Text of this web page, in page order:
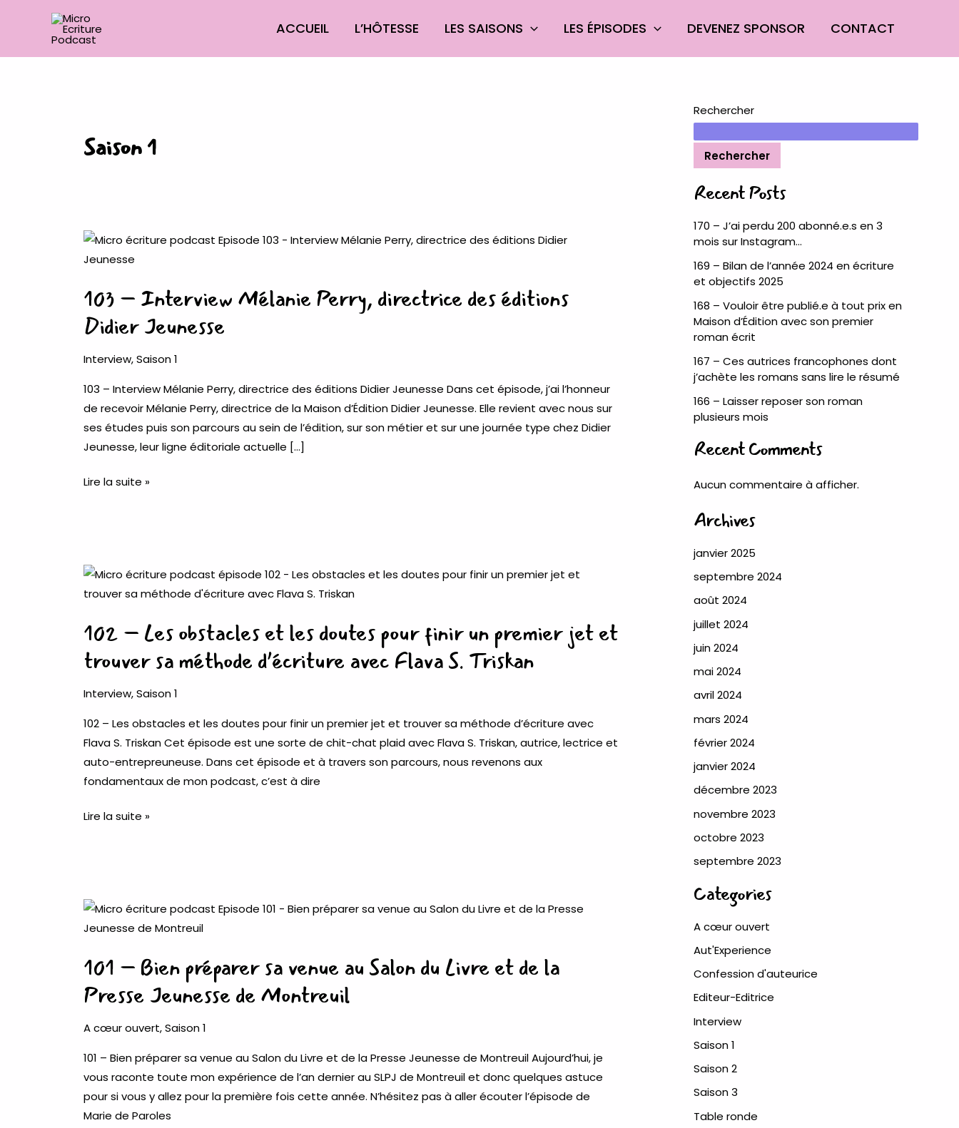
ACCUEIL L’HÔTESSE LES SAISONS LES ÉPISODES DEVENEZ SPONSOR CONTACT
Saison 1
103 – Interview Mélanie Perry, directrice des éditions
Didier Jeunesse
Interview,Saison 1
103 – Interview Mélanie Perry, directrice des éditions Didier Jeunesse Dans cet épisode, j’ai l’honneur
de recevoir Mélanie Perry, directrice de la Maison d’Édition Didier Jeunesse. Elle revient avec nous sur
ses études puis son parcours au sein de l’édition, sur son métier et sur une journée type chez Didier
Jeunesse, leur ligne éditoriale actuelle […]
103
–
Mélanie
Perry,
directrice
des
Didier
Jeunesse
Lire la suite »
102 – Les obstacles et les doutes pour finir un premier jet et
trouver sa méthode d’écriture avec Flava S. Triskan
Interview,Saison 1
102 – Les obstacles et les doutes pour finir un premier jet et trouver sa méthode d’écriture avec
Flava S. Triskan Cet épisode est une sorte de chit-chat plaid avec Flava S. Triskan, autrice, lectrice et
auto-entrepreuneuse. Dans cet épisode et à travers son parcours, nous revenons aux
fondamentaux de mon podcast, c’est à dire
102
–
obstacles
et
les
doutes
finir
un
premier
jet
trouver
avec
Triskan
Lire la suite »
101 – Bien préparer sa venue au Salon du Livre et de la
Presse Jeunesse de Montreuil
A cœur ouvert,Saison 1
101 – Bien préparer sa venue au Salon du Livre et de la Presse Jeunesse de Montreuil Aujourd’hui, je
vous raconte toute mon expérience de l’an dernier au SLPJ de Montreuil et donc quelques astuce
pour si vous y allez pour la première fois cette année. N’hésitez pas à aller écouter l’épisode de
Marie de Paroles
101
–
préparer
sa
venue
au
du
Livre
et
de
Rechercher
Rechercher
Recent Posts
170 – J’ai perdu 200 abonné.e.s en 3
mois sur Instagram…
169 – Bilan de l’année 2024 en écriture
et objectifs 2025
168 – Vouloir être publié.e à tout prix en
Maison d’Édition avec son premier
roman écrit
167 – Ces autrices francophones dont
j’achète les romans sans lire le résumé
166 – Laisser reposer son roman
plusieurs mois
Recent Comments
Aucun commentaire à afficher.
Archives
janvier 2025
septembre 2024
août 2024
juillet 2024
juin 2024
mai 2024
avril 2024
mars 2024
février 2024
janvier 2024
décembre 2023
novembre 2023
octobre 2023
septembre 2023
Categories
A cœur ouvert
Aut'Experience
Confession d'auteurice
Editeur-Editrice
Interview
Saison 1
Saison 2
Saison 3
Table ronde